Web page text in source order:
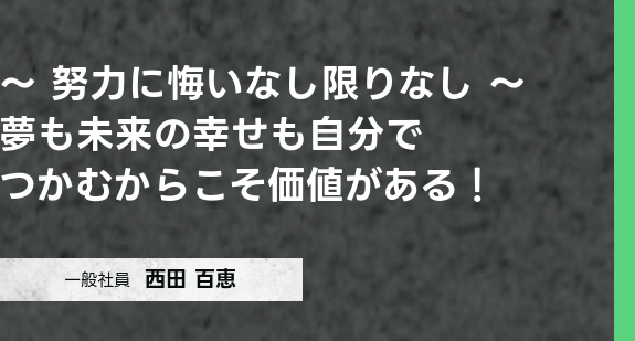
～ 努力に悔いなし限りなし ～
夢も未来の幸せも自分で
つかむからこそ価値がある！
一般社員 西田 百恵